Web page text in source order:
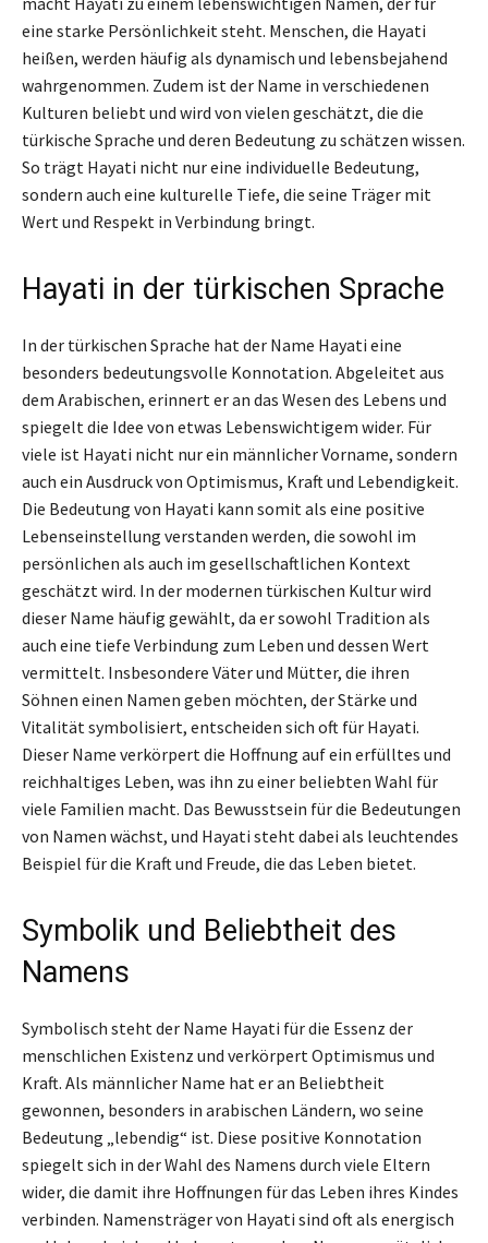
eine starke Persönlichkeit steht. Menschen, die Hayati
heißen, werden häufig als dynamisch und lebensbejahend
wahrgenommen. Zudem ist der Name in verschiedenen
Kulturen beliebt und wird von vielen geschätzt, die die
türkische Sprache und deren Bedeutung zu schätzen wissen.
So trägt Hayati nicht nur eine individuelle Bedeutung,
sondern auch eine kulturelle Tiefe, die seine Träger mit
Wert und Respekt in Verbindung bringt.
Hayati in der türkischen Sprache
In der türkischen Sprache hat der Name Hayati eine
besonders bedeutungsvolle Konnotation. Abgeleitet aus
dem Arabischen, erinnert er an das Wesen des Lebens und
spiegelt die Idee von etwas Lebenswichtigem wider. Für
viele ist Hayati nicht nur ein männlicher Vorname, sondern
auch ein Ausdruck von Optimismus, Kraft und Lebendigkeit.
Die Bedeutung von Hayati kann somit als eine positive
Lebenseinstellung verstanden werden, die sowohl im
persönlichen als auch im gesellschaftlichen Kontext
geschätzt wird. In der modernen türkischen Kultur wird
dieser Name häufig gewählt, da er sowohl Tradition als
auch eine tiefe Verbindung zum Leben und dessen Wert
vermittelt. Insbesondere Väter und Mütter, die ihren
Söhnen einen Namen geben möchten, der Stärke und
Vitalität symbolisiert, entscheiden sich oft für Hayati.
Dieser Name verkörpert die Hoffnung auf ein erfülltes und
reichhaltiges Leben, was ihn zu einer beliebten Wahl für
viele Familien macht. Das Bewusstsein für die Bedeutungen
von Namen wächst, und Hayati steht dabei als leuchtendes
Beispiel für die Kraft und Freude, die das Leben bietet.
Symbolik und Beliebtheit des
Namens
Symbolisch steht der Name Hayati für die Essenz der
menschlichen Existenz und verkörpert Optimismus und
Kraft. Als männlicher Name hat er an Beliebtheit
gewonnen, besonders in arabischen Ländern, wo seine
Bedeutung „lebendig“ ist. Diese positive Konnotation
spiegelt sich in der Wahl des Namens durch viele Eltern
wider, die damit ihre Hoffnungen für das Leben ihres Kindes
verbinden. Namensträger von Hayati sind oft als energisch